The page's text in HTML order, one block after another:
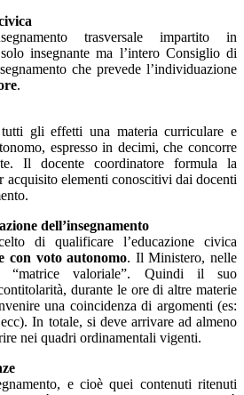
trasversale impartito in
insegnante ma l’intero Consiglio di
che prevede l’individuazione
.
gli effetti una materia curriculare e
, espresso in decimi, che concorre
. Il docente coordinatore
formula la
acquisito elementi conoscitivi dai docenti
dell’insegnamento
di qualificare l’educazione civica
con voto autonomo. Il Ministero, nelle
“matrice valoriale”. Quindi il suo
durante le ore di altre materie
una coincidenza di argomenti (es:
ecc). In totale, si deve arrivare ad almeno
nei quadri ordinamentali vigenti.
e cioè quei contenuti ritenuti